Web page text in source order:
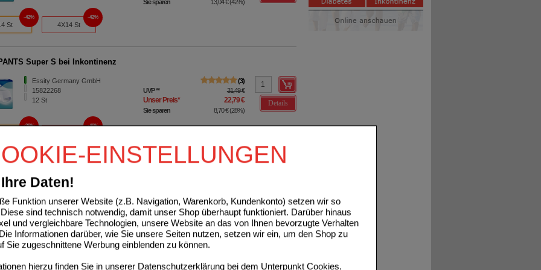
EINSTELLUNGEN
Daten!
Funktion unserer Website (z.B. Navigation, Warenkorb, Kundenkonto) setzen wir so
sind technisch notwendig, damit unser Shop überhaupt funktioniert. Darüber hinaus
und vergleichbare Technologien, unsere Website an das von Ihnen bevorzugte Verhalten
Informationen darüber, wie Sie unsere Seiten nutzen, setzen wir ein, um den Shop zu
Sie zugeschnittene Werbung einblenden zu können.
hierzu finden Sie in unserer Datenschutzerklärung bei dem Unterpunkt Cookies.
Sie sparen 13,04 €(42%)
St
42%
4X14 St
42%
Super S bei Inkontinenz
Essity Germany GmbH
15822268
12St
3
UVP** 31,49 €
Unser Preis* 22,79 €
Sie sparen 8,70 €(28%)
Details
28% 40%
Essity Germany GmbH
15822274
4X12
UVP** 125,96 €
Unser Preis * 76,05 €
49,91 € 40%
Details
St
28%
4X12 St
40%